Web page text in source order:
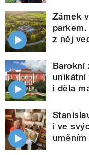
Zámek
z něj
Barokní
unikátní
i děla
i ve